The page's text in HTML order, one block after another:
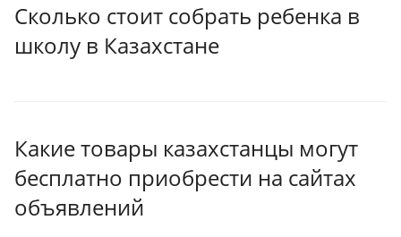
Сколько стоит собрать ребенка в
школу в Казахстане
Какие товары казахстанцы могут
бесплатно приобрести на сайтах
объявлений